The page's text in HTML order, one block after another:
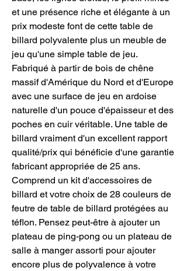
et une présence riche et élégante à un
prix modeste font de cette table de
billard polyvalente plus un meuble de
jeu qu'une simple table de jeu.
Fabriqué à partir de bois de chêne
massif d'Amérique du Nord et d'Europe
avec une surface de jeu en ardoise
naturelle d'un pouce d'épaisseur et des
poches en cuir véritable. Une table de
billard vraiment d'un excellent rapport
qualité/prix qui bénéficie d'une garantie
fabricant appropriée de 25 ans.
Comprend un kit d'accessoires de
billard et votre choix de 28 couleurs de
feutre de table de billard protégées au
téflon. Pensez peut-être à ajouter un
plateau de ping-pong ou un plateau de
salle à manger assorti pour ajouter
encore plus de polyvalence à votre